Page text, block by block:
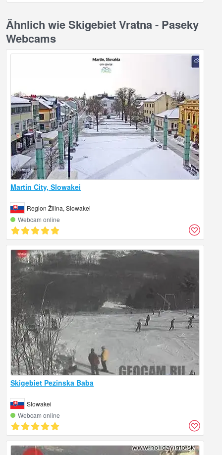
Ähnlich wie Skigebiet Vratna - Paseky
Webcams
Martin City, Slowakei
Region Žilina, Slowakei
Webcam online
Skigebiet Pezinska Baba
Slowakei
Webcam online